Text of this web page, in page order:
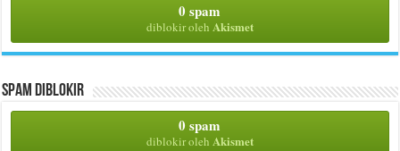
0 spam
diblokir oleh Akismet
Spam Diblokir
0 spam
diblokir oleh Akismet